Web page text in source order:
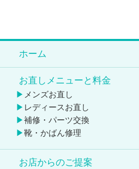
ホーム
お直しメニューと料金
メンズお直し
レディースお直し
補修・パーツ交換
靴・かばん修理
お店からのご提案